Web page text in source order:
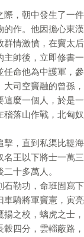
，朝中發生了一
作。他因擔心東
情激憤，在竇太
帥後，立即修書
命他為中護軍，
司空竇融的曾孫
麼一個人，於是一
落山作戰，北匈
，直到私渠比鞮海
王以下將士一萬
十多萬人。
勒功，命班固寫
騎將軍竇憲，寅
之校，螭虎之士
四分，雲輜蔽路